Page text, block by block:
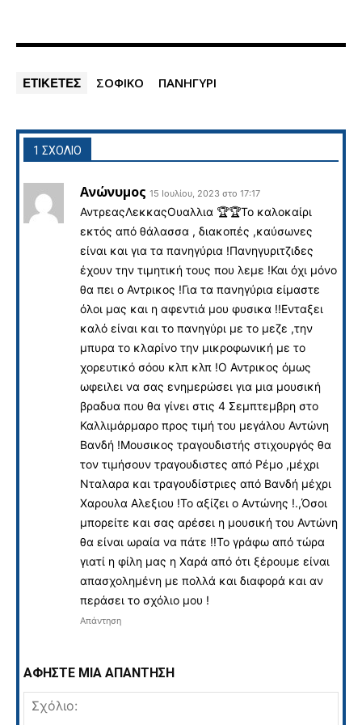
ΕΤΙΚΕΤΕΣ ΣΟΦΙΚΌ ΠΑΝΗΓΥΡΙ
1 ΣΧΟΛΙΟ
Ανώνυμος 15 Ιουλίου, 2023 στο 17:17
ΑντρεαςΛεκκαςΟυαλλια 🏆🏆Το καλοκαίρι
εκτός από θάλασσα , διακοπές ,καύσωνες
είναι και για τα πανηγύρια !Πανηγυριτζιδες
έχουν την τιμητική τους που λεμε !Και όχι μόνο
θα πει ο Αντρικος !Για τα πανηγύρια είμαστε
όλοι μας και η αφεντιά μου φυσικα !!Ενταξει
καλό είναι και το πανηγύρι με το μεζε ,την
μπυρα το κλαρίνο την μικροφωνική με το
χορευτικό σόου κλπ κλπ !Ο Αντρικος όμως
ωφειλει να σας ενημερώσει για μια μουσική
βραδυα που θα γίνει στις 4 Σεμπτεμβρη στο
Καλλιμάρμαρο προς τιμή του μεγάλου Αντώνη
Βανδή !Μουσικος τραγουδιστής στιχουργός θα
τον τιμήσουν τραγουδιστες από Ρέμο ,μέχρι
Νταλαρα και τραγουδίστριες από Βανδή μέχρι
Χαρουλα Αλεξιου !Το αξίζει ο Αντώνης !.,Όσοι
μπορείτε και σας αρέσει η μουσική του Αντώνη
θα είναι ωραία να πάτε !!Το γράφω από τώρα
γιατί η φίλη μας η Χαρά από ότι ξέρουμε είναι
απασχολημένη με πολλά και διαφορά και αν
περάσει το σχόλιο μου !
Απάντηση
ΑΦΗΣΤΕ ΜΙΑ ΑΠΑΝΤΗΣΗ